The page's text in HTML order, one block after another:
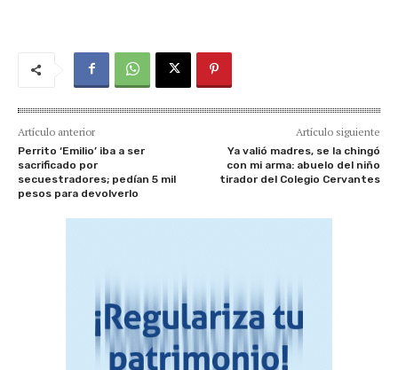
Artículo anterior
Perrito ‘Emilio’ iba a ser
sacrificado por
secuestradores; pedían 5 mil
pesos para devolverlo
Artículo siguiente
Ya valió madres, se la chingó
con mi arma: abuelo del niño
tirador del Colegio Cervantes